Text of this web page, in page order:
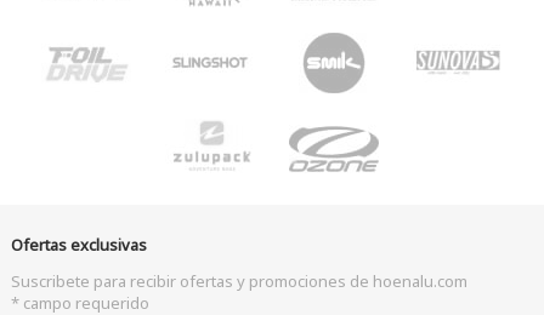
Ofertas exclusivas
Suscribete para recibir ofertas y promociones de hoenalu.com
* campo requerido